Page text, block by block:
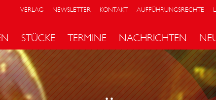
VERLAG NEWSLETTER KONTAKT AUFFÜHRUNGSRECHTE
STÜCKE TERMINE NACHRICHTEN